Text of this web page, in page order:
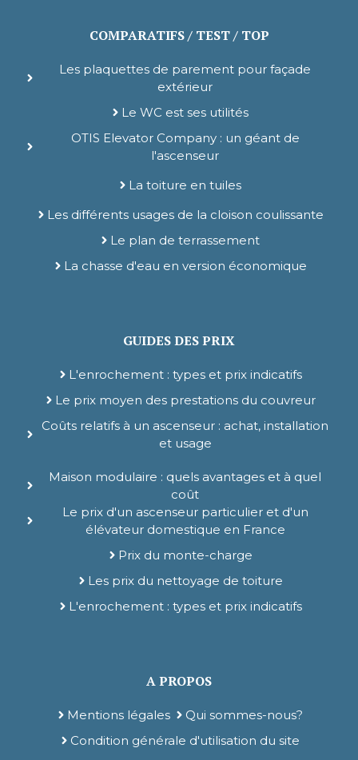
COMPARATIFS / TEST / TOP
Les plaquettes de parement pour façade
extérieur
Le WC est ses utilités
OTIS Elevator Company : un géant de
l'ascenseur
La toiture en tuiles
Les différents usages de la cloison coulissante
Le plan de terrassement
La chasse d'eau en version économique
GUIDES DES PRIX
L'enrochement : types et prix indicatifs
Le prix moyen des prestations du couvreur
Coûts relatifs à un ascenseur : achat, installation
et usage
Maison modulaire : quels avantages et à quel
coût
Le prix d'un ascenseur particulier et d'un
élévateur domestique en France
Prix du monte-charge
Les prix du nettoyage de toiture
L'enrochement : types et prix indicatifs
A PROPOS
Mentions légales
Qui sommes-nous?
Condition générale d'utilisation du site